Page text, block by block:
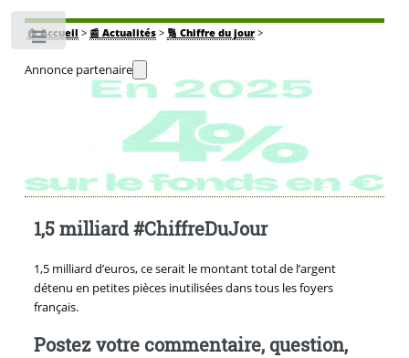
🏠Accueil > 📰 Actualités> 🔢 Chiffre du jour>
Annonce partenaire
1,5 milliard #ChiffreDuJour
1,5 milliard d’euros, ce serait le montant total de l’argent
détenu en petites pièces inutilisées dans tous les foyers
français.
Postez votre commentaire, question,
Toggle